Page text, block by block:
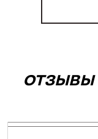
ОТЗЫВЫ